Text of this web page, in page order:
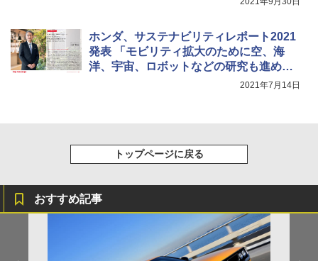
ホンダ、サステナビリティレポート2021
発表 「モビリティ拡大のために空、海
洋、宇宙、ロボットなどの研究も進め
2021年7月14日
トップページに戻る
おすすめ記事